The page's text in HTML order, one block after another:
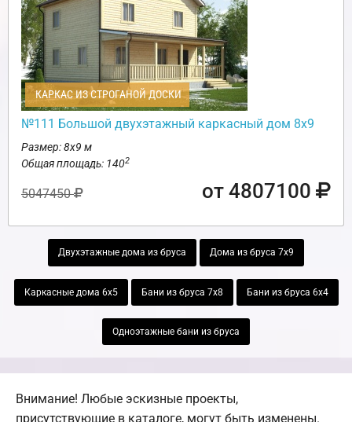
КАРКАС ИЗ СТРОГАНОЙ ДОСКИ
№111 Большой двухэтажный каркасный дом 8х9
Размер: 8х9 м
Общая площадь: 1402
5047450 от 4807100
Двухэтажные дома из бруса Дома из бруса 7х9
Каркасные дома 6х5 Бани из бруса 7х8 Бани из бруса 6х4
Одноэтажные бани из бруса
Внимание! Любые эскизные проекты,
присутствующие в каталоге, могут быть изменены.